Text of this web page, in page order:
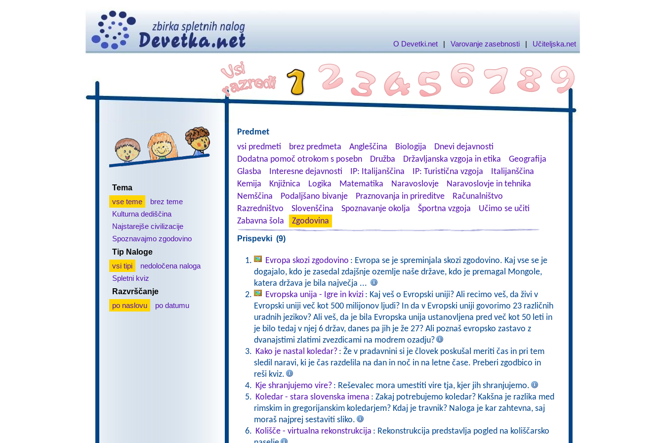
O Devetki.net | Varovanje zasebnosti | Učiteljska.net
Tema
vse teme
brez teme
Kulturna dediščina
Najstarejše civilizacije
Spoznavajmo zgodovino
Tip Naloge
vsi tipi
nedoločena naloga
Spletni kviz
Razvrščanje
po naslovu
po datumu
Predmet
vsi predmeti
brez predmeta Angleščina Biologija
Dnevi dejavnosti
Dodatna pomoč otrokom s posebn
Družba Državljanska vzgoja in etika
Geografija
Glasba
Interesne dejavnosti IP: Italijanščina IP: Turistična vzgoja
Italijanščina
Kemija
Knjižnica Logika Matematika Naravoslovje
Naravoslovje in tehnika
Nemščina
Podaljšano bivanje Praznovanja in prireditve
Računalništvo
Razredništvo
Slovenščina Spoznavanje okolja Športna vzgoja
Učimo se učiti
Zabavna šola
Zgodovina
Prispevki (9)
Evropa skozi zgodovino : Evropa se je spreminjala skozi zgodovino. Kaj vse se je
dogajalo, kdo je zasedal zdajšnje ozemlje naše države, kdo je premagal Mongole,
katera država je bila največja ...
Evropska unija - Igre in kvizi : Kaj veš o Evropski uniji? Ali recimo veš, da živi v
Evropski uniji več kot 500 milijonov ljudi? In da v Evropski uniji govorimo 23 različnih
uradnih jezikov? Ali veš, da je bila Evropska unija ustanovljena pred več kot 50 leti in
je bilo tedaj v njej 6 držav, danes pa jih je že 27? Ali poznaš evropsko zastavo z
dvanajstimi zlatimi zvezdicami na modrem ozadju?
Kako je nastal koledar? : Že v pradavnini si je človek poskušal meriti čas in pri tem
sledil naravi, ki je čas razdelila na dan in noč in na letne čase. Preberi zgodbico in
reši kviz.
Kje shranjujemo vire? : Reševalec mora umestiti vire tja, kjer jih shranjujemo.
Koledar - stara slovenska imena : Zakaj potrebujemo koledar? Kakšna je razlika med
rimskim in gregorijanskim koledarjem? Kdaj je travnik? Naloga je kar zahtevna, saj
moraš najprej sestaviti sliko.
Kolišče - virtualna rekonstrukcija : Rekonstrukcija predstavlja pogled na koliščarsko